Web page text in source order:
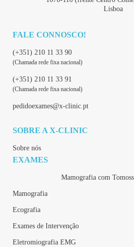
Lisboa
FALE CONNOSCO!
(+351) 210 11 33 90
(Chamada rede fixa nacional)
(+351) 210 11 33 91
(Chamada rede fixa nacional)
pedidoexames@x-clinic.pt
SOBRE A X-CLINIC
Sobre nós
EXAMES
Mamografia com
Mamografia
Ecografia
Exames de Intervenção
Eletromiografia EMG